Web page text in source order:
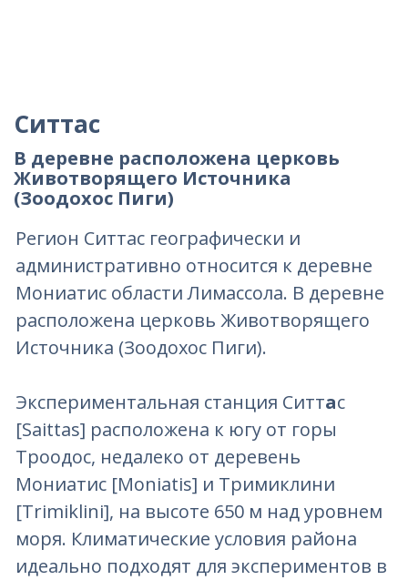
Ситтас
В деревне расположена церковь
Животворящего Источника
(Зоодохос Пиги)
Регион Ситтас географически и
административно относится к деревне
Мониатис области Лимассола. В деревне
расположена церковь Животворящего
Источника (Зоодохос Пиги).
Экспериментальная станция Ситтас
[Saittas] расположена к югу от горы
Троодос, недалеко от деревень
Мониатис [Moniatis] и Тримиклини
[Trimiklini], на высоте 650 м над уровнем
моря. Климатические условия района
идеально подходят для экспериментов в